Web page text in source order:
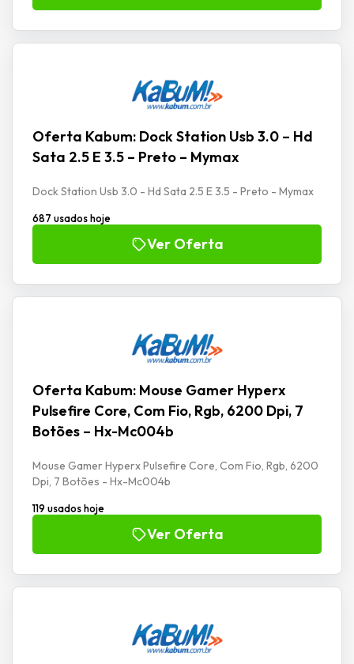
Oferta Kabum: Dock Station Usb 3.0 – Hd
Sata 2.5 E 3.5 – Preto – Mymax
Dock Station Usb 3.0 - Hd Sata 2.5 E 3.5 - Preto - Mymax
687 usados hoje
Ver Oferta
Oferta Kabum: Mouse Gamer Hyperx
Pulsefire Core, Com Fio, Rgb, 6200 Dpi, 7
Botões – Hx-Mc004b
Mouse Gamer Hyperx Pulsefire Core, Com Fio, Rgb, 6200
Dpi, 7 Botões - Hx-Mc004b
119 usados hoje
Ver Oferta